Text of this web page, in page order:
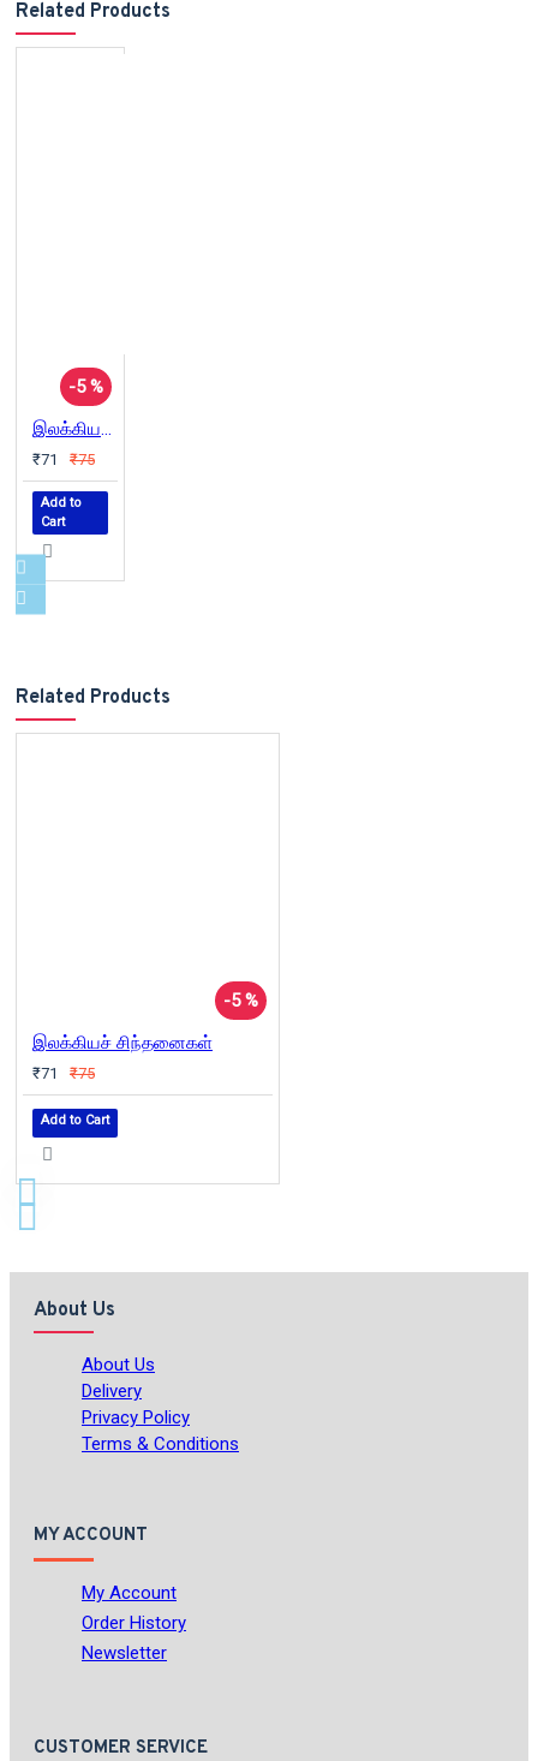
Related Products
-5 %
இலக்கியச் சிந்தனைகள்
₹71 ₹75
Add to
Cart
Related Products
-5 %
இலக்கியச் சிந்தனைகள்
₹71 ₹75
Add to Cart
About Us
About Us
Delivery
Privacy Policy
Terms & Conditions
MY ACCOUNT
My Account
Order History
Newsletter
CUSTOMER SERVICE